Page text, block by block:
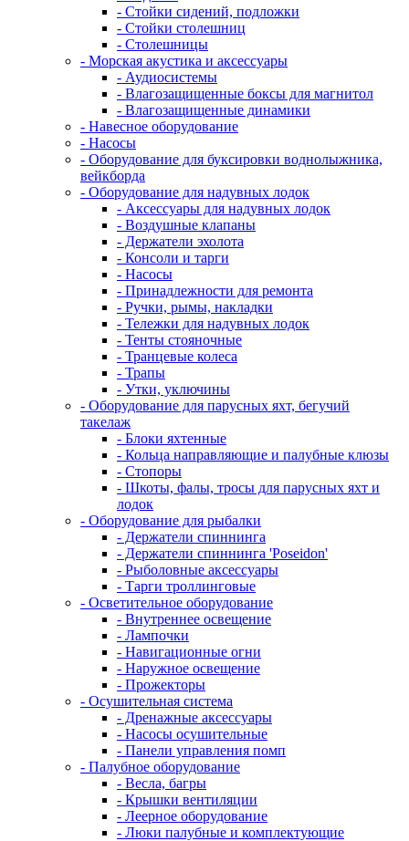
- Стойки сидений, подложки
- Стойки столешниц
- Столешницы
- Морская акустика и аксессуары
- Аудиосистемы
- Влагозащищенные боксы для магнитол
- Влагозащищенные динамики
- Навесное оборудование
- Насосы
- Оборудование для буксировки воднолыжника,
вейкборда
- Оборудование для надувных лодок
- Аксессуары для надувных лодок
- Воздушные клапаны
- Держатели эхолота
- Консоли и тарги
- Насосы
- Принадлежности для ремонта
- Ручки, рымы, накладки
- Тележки для надувных лодок
- Тенты стояночные
- Транцевые колеса
- Трапы
- Утки, уключины
- Оборудование для парусных яхт, бегучий
такелаж
- Блоки яхтенные
- Кольца направляющие и палубные клюзы
- Стопоры
- Шкоты, фалы, тросы для парусных яхт и
лодок
- Оборудование для рыбалки
- Держатели спиннинга
- Держатели спиннинга 'Poseidon'
- Рыболовные аксессуары
- Тарги троллинговые
- Осветительное оборудование
- Внутреннее освещение
- Лампочки
- Навигационные огни
- Наружное освещение
- Прожекторы
- Осушительная система
- Дренажные аксессуары
- Насосы осушительные
- Панели управления помп
- Палубное оборудование
- Весла, багры
- Крышки вентиляции
- Леерное оборудование
- Люки палубные и комплектующие